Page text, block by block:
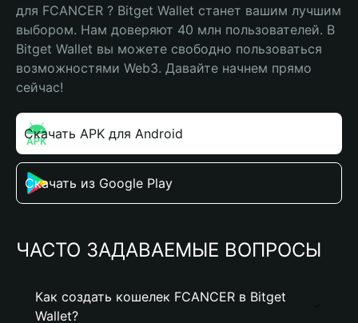
для FCANCER ? Bitget Wallet станет вашим лучшим
выбором. Нам доверяют 40 млн пользователей. В
Bitget Wallet вы можете свободно пользоваться
возможностями Web3. Давайте начнем прямо
сейчас!
Скачать APK для Android
Скачать из Google Play
ЧАСТО ЗАДАВАЕМЫЕ ВОПРОСЫ
Как создать кошелек FCANCER в Bitget
Wallet?